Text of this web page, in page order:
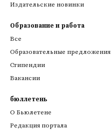
Издательские новинки
Образование и работа
Все
Образовательные предложения
Стипендии
Вакансии
бюллетень
О Бьюлетене
Редакция портала